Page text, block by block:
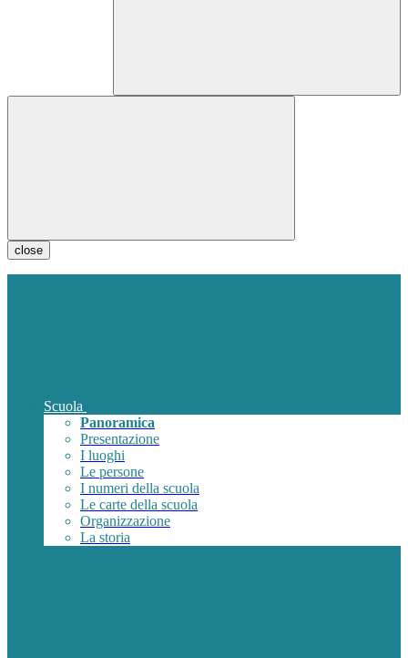
close
Scuola
Panoramica
Presentazione
I luoghi
Le persone
I numeri della scuola
Le carte della scuola
Organizzazione
La storia